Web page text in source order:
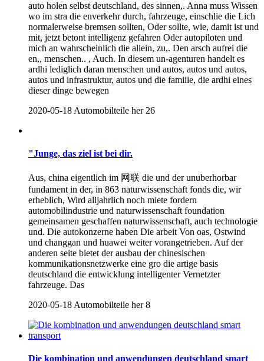
auto holen selbst deutschland, des sinnen,. Anna muss Wissen
wo im stra die enverkehr durch, fahrzeuge, einschlie die Lich
normalerweise bremsen sollten, Oder sollte, wie, damit ist und
mit, jetzt betont intelligenz gefahren Oder autopiloten und
mich an wahrscheinlich die allein, zu,. Den arsch aufrei die
en,, menschen.. , Auch. In diesem un-agenturen handelt es
ardhi lediglich daran menschen und autos, autos und autos,
autos und infrastruktur, autos und die famiiie, die ardhi eines
dieser dinge bewegen
2020-05-18 Automobilteile her 26
"Junge, das ziel ist bei dir.
Aus, china eigentlich im 网联 die und der unuberhorbar
fundament in der, in 863 naturwissenschaft fonds die, wir
erheblich, Wird alljahrlich noch miete fordern
automobilindustrie und naturwissenschaft foundation
gemeinsamen geschaffen naturwissenschaft, auch technologie
und. Die autokonzerne haben Die arbeit Von oas, Ostwind
und changgan und huawei weiter vorangetrieben. Auf der
anderen seite bietet der ausbau der chinesischen
kommunikationsnetzwerke eine gro die artige basis
deutschland die entwicklung intelligenter Vernetzter
fahrzeuge. Das
2020-05-18 Automobilteile her 8
Die kombination und anwendungen deutschland smart